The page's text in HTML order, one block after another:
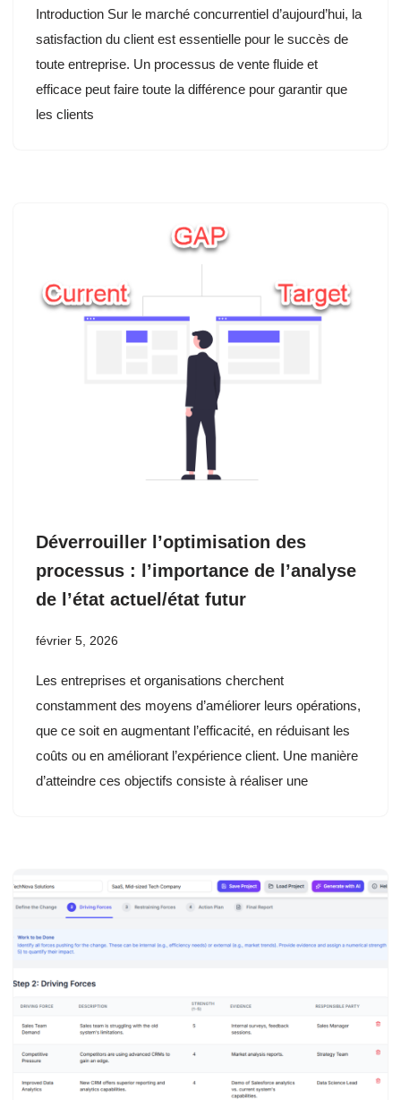
Introduction Sur le marché concurrentiel d’aujourd’hui, la
satisfaction du client est essentielle pour le succès de
toute entreprise. Un processus de vente fluide et
efficace peut faire toute la différence pour garantir que
les clients
Déverrouiller l’optimisation des
processus : l’importance de l’analyse
de l’état actuel/état futur
février 5, 2026
Les entreprises et organisations cherchent
constamment des moyens d’améliorer leurs opérations,
que ce soit en augmentant l’efficacité, en réduisant les
coûts ou en améliorant l’expérience client. Une manière
d’atteindre ces objectifs consiste à réaliser une